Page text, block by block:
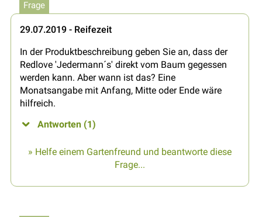
Frage
29.07.2019 - Reifezeit
In der Produktbeschreibung geben Sie an, dass der
Redlove 'Jedermann´s' direkt vom Baum gegessen
werden kann. Aber wann ist das? Eine
Monatsangabe mit Anfang, Mitte oder Ende wäre
hilfreich.
Antworten (1)
» Helfe einem Gartenfreund und beantworte diese
Frage...